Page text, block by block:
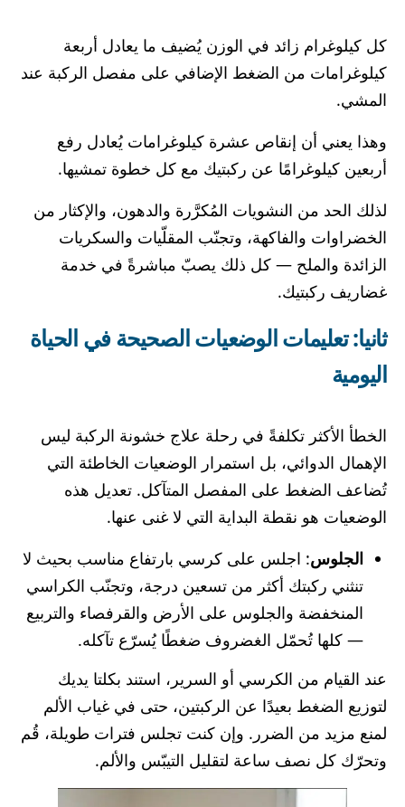
كل كيلوغرام زائد في الوزن يُضيف ما يعادل أربعة
كيلوغرامات من الضغط الإضافي على مفصل الركبة عند
المشي.
وهذا يعني أن إنقاص عشرة كيلوغرامات يُعادل رفع
أربعين كيلوغرامًا عن ركبتيك مع كل خطوة تمشيها.
لذلك الحد من النشويات المُكرَّرة والدهون، والإكثار من
الخضراوات والفاكهة، وتجنّب المقلّيات والسكريات
الزائدة والملح — كل ذلك يصبّ مباشرةً في خدمة
غضاريف ركبتيك.
ثانيا: تعليمات الوضعيات الصحيحة في الحياة
اليومية
الخطأ الأكثر تكلفةً في رحلة علاج خشونة الركبة ليس
الإهمال الدوائي، بل استمرار الوضعيات الخاطئة التي
تُضاعف الضغط على المفصل المتآكل. تعديل هذه
الوضعيات هو نقطة البداية التي لا غنى عنها.
الجلوس: اجلس على كرسي بارتفاع مناسب بحيث لا
تنثني ركبتك أكثر من تسعين درجة، وتجنّب الكراسي
المنخفضة والجلوس على الأرض والقرفصاء والتربيع
— كلها تُحمّل الغضروف ضغطًا يُسرّع تآكله.
عند القيام من الكرسي أو السرير، استند بكلتا يديك
لتوزيع الضغط بعيدًا عن الركبتين، حتى في غياب الألم
لمنع مزيد من الضرر. وإن كنت تجلس فترات طويلة، قُم
وتحرّك كل نصف ساعة لتقليل التيبّس والألم.